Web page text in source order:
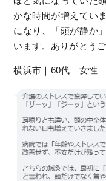
かな時間が増えてい
になり、「頭が静か
います。ありがとうご
横浜市｜60代｜女性